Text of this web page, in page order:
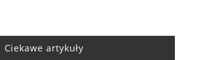
Ciekawe artykuły